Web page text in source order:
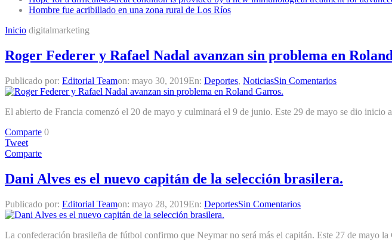
Hombre fue acribillado en una zona rural de Los Ríos
Inicio digitalmarketing
Roger Federer y Rafael Nadal avanzan sin problema en
Publicado por: Editorial Teamon: mayo 30, 2019En: Deportes, NoticiasSin Comentarios
El abierto de Francia comenzó el 20 de mayo y culminará el 9 de junio. Este 29 de mayo se dio
Comparte 0
Tweet
Comparte
Dani Alves es el nuevo capitán de la selección brasilera.
Publicado por: Editorial Teamon: mayo 28, 2019En: DeportesSin Comentarios
La confederación brasileña de fútbol confirmo que Neymar no será más el capitán. Este 27 de mayo